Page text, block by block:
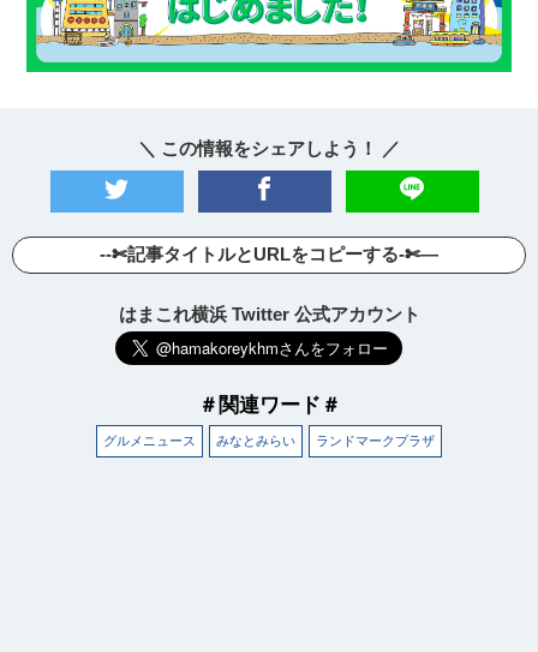
＼ この情報をシェアしよう！ ／
--✄記事タイトルとURLをコピーする-✄—
はまこれ横浜 Twitter 公式アカウント
＃関連ワード＃
グルメニュース みなとみらい ランドマークプラザ